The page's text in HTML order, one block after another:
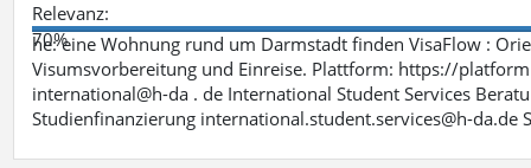
Relevanz:
70%
he: eine Wohnung rund um Darmstadt finden VisaFlow :
Visumsvorbereitung und Einreise. Plattform: https://
international@h-da . de International Student Services
Studienfinanzierung international.student.services@h-da.de